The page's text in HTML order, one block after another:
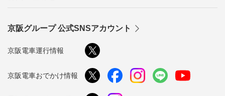
京阪グループ 公式SNSアカウント
京阪電車運行情報
京阪電車おでかけ情報